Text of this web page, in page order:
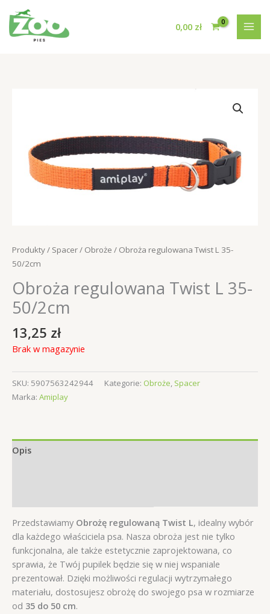
Przejdź
do
treści
0,00 zł
Produkty/ Spacer/ Obroże / Obroża regulowana Twist L 35-
50/2cm
Obroża regulowana Twist L 35-
50/2cm
13,25 zł
Brak w magazynie
SKU: 5907563242944 Kategorie: Obroże Spacer
Marka: Amiplay
Opis
Przedstawiamy Obrożę regulowaną Twist L, idealny wybór
dla każdego właściciela psa. Nasza obroża jest nie tylko
funkcjonalna, ale także estetycznie zaprojektowana, co
sprawia, że Twój pupilek będzie się w niej wspaniale
prezentował. Dzięki możliwości regulacji wytrzymałego
materiału, dostosujesz obrożę do swojego psa w rozmiarze
od 35 do 50 cm.